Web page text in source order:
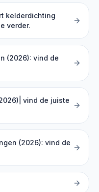
kelderdichting
verder.
(2026): vind de
vind de juiste
(2026): vind de